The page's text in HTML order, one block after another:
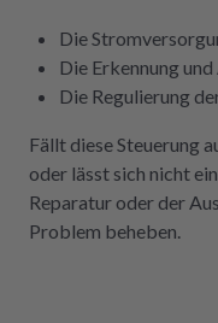
Die
Die Erkennung
Die Regulierung
Fällt diese Steuerung
oder lässt sich nicht
Reparatur oder der
Problem beheben.